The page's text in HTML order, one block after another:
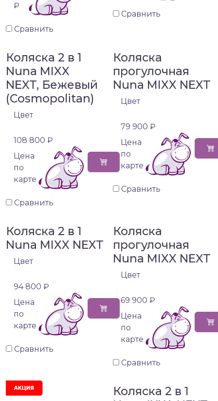
₽
Сравнить
Сравнить
Коляска 2 в 1
Nuna MIXX
NEXT, Бежевый
(Cosmopolitan)
Цвет
108 800 ₽
Цена
по
карте
Сравнить
Коляска
прогулочная
Nuna MIXX NEXT
Цвет
79 900 ₽
Цена
по
карте
Сравнить
Коляска 2 в 1
Nuna MIXX NEXT
Цвет
94 800 ₽
Цена
по
карте
Сравнить
Коляска
прогулочная
Nuna MIXX NEXT
Цвет
69 900 ₽
Цена
по
карте
Сравнить
Коляска 2 в 1